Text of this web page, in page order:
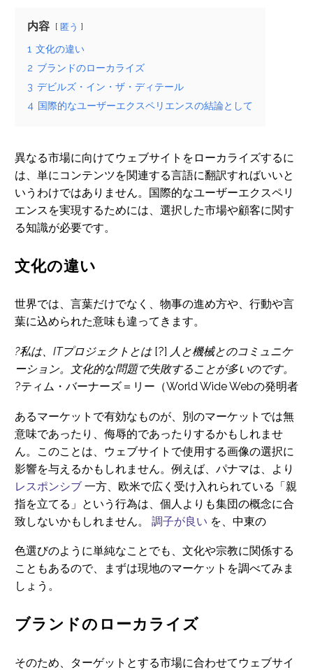
内容 匿う
1 文化の違い
2 ブランドのローカライズ
3 デビルズ・イン・ザ・ディテール
4 国際的なユーザーエクスペリエンスの結論として
異なる市場に向けてウェブサイトをローカライズするに
は、単にコンテンツを関連する言語に翻訳すればいいと
いうわけではありません。国際的なユーザーエクスペリ
エンスを実現するためには、選択した市場や顧客に関す
る知識が必要です。
文化の違い
世界では、言葉だけでなく、物事の進め方や、行動や言
葉に込められた意味も違ってきます。
?私は、ITプロジェクトとは [?] 人と機械とのコミュニケ
ーション。文化的な問題で失敗することが多いのです。
?ティム・バーナーズ＝リー（World Wide Webの発明者
あるマーケットで有効なものが、別のマーケットでは無
意味であったり、侮辱的であったりするかもしれませ
ん。このことは、ウェブサイトで使用する画像の選択に
影響を与えるかもしれません。例えば、パナマは、より
レスポンシブ 一方、欧米で広く受け入れられている「親
指を立てる」という行為は、個人よりも集団の概念に合
致しないかもしれません。 調子が良い を、中東の
色選びのように単純なことでも、文化や宗教に関係する
こともあるので、まずは現地のマーケットを調べてみま
しょう。
ブランドのローカライズ
そのため、ターゲットとする市場に合わせてウェブサイ